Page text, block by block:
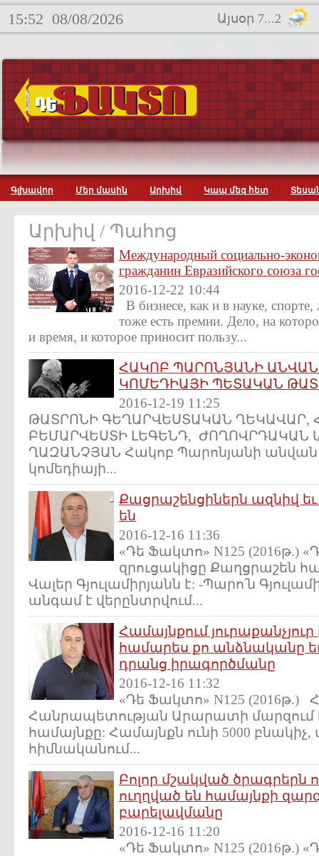
15:52 08/08/2026 Այսօր 7...2
Գլխավոր Մեր մասին Արխիվ Կապ մեզ հետ
Արխիվ / Պահոց
Международный социально-
гражданин Евразийского союза
2016-12-22 10:44
В бизнесе, как и в науке, спорте,
тоже есть премии. Дело, на
и время, и которое приносит пользу...
ՀԱԿՈԲ ՊԱՐՈՆՅԱՆԻ
ԿՈՄԵԴԻԱՅԻ ՊԵՏԱԿԱՆ
2016-12-19 11:25
ԹԱՏՐՈՆԻ ԳԵՂԱՐՎԵՍՏԱԿԱՆ ՂԵԿԱՎԱՐ,
ԲԵՄԱՐՎԵՍՏԻ ԼԵԳԵՆԴ, ԺՈՂՈՎՐԴԱԿԱՆ
ՂԱԶԱՆՉՅԱՆ Հակոբ Պարոնյանի
կոմեդիայի...
Քացրաշենցիներն ազնիվ
են
2016-12-16 11:36
«Դե Ֆակտո» N125 (2016թ.)
զրուցակիցը Քաղցրաշեն
Վալեր Գյուլամիրյանն է: -Պարո՛ն
անգամ է վերընտրվում...
Համայնքում
համարես քո անձնականը
դրանց իրագործմանը
2016-12-16 11:32
«Դե Ֆակտո» N125
Հանրապետության Արարատի մարզում
համայնքը: Համայնքն ունի 5000 բնակիչ,
հիմնականում...
Բոլոր մշակված
ուղղված են համայնքի
բարելավմանը
2016-12-16 11:20
«Դե Ֆակտո» N125 (2016թ.)